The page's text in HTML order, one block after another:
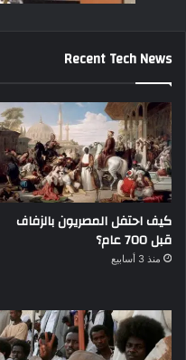
Recent Tech News
كيف احتفل المصريون بالزفاف
قبل 700 عام؟
منذ 3 أسابيع